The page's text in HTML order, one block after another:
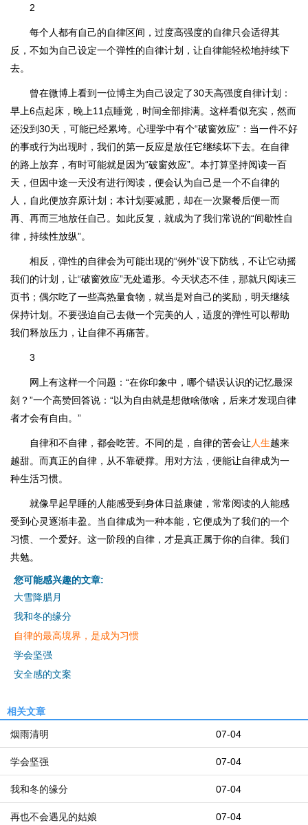
2
每个人都有自己的自律区间，过度高强度的自律只会适得其
反，不如为自己设定一个弹性的自律计划，让自律能轻松地持续下
去。
曾在微博上看到一位博主为自己设定了30天高强度自律计划：
早上6点起床，晚上11点睡觉，时间全部排满。这样看似充实，然而
还没到30天，可能已经累垮。心理学中有个“破窗效应”：当一件不好
的事或行为出现时，我们的第一反应是放任它继续坏下去。在自律
的路上放弃，有时可能就是因为“破窗效应”。本打算坚持阅读一百
天，但因中途一天没有进行阅读，便会认为自己是一个不自律的
人，自此便放弃原计划；本计划要减肥，却在一次聚餐后便一而
再、再而三地放任自己。如此反复，就成为了我们常说的“间歇性自
律，持续性放纵”。
相反，弹性的自律会为可能出现的“例外”设下防线，不让它动摇
我们的计划，让“破窗效应”无处遁形。今天状态不佳，那就只阅读三
页书；偶尔吃了一些高热量食物，就当是对自己的奖励，明天继续
保持计划。不要强迫自己去做一个完美的人，适度的弹性可以帮助
我们释放压力，让自律不再痛苦。
3
网上有这样一个问题：“在你印象中，哪个错误认识的记忆最深
刻？”一个高赞回答说：“以为自由就是想做啥做啥，后来才发现自律
者才会有自由。”
自律和不自律，都会吃苦。不同的是，自律的苦会让 人生越来
越甜。而真正的自律，从不靠硬撑。用对方法，便能让自律成为一
种生活习惯。
就像早起早睡的人能感受到身体日益康健，常常阅读的人能感
受到心灵逐渐丰盈。当自律成为一种本能，它便成为了我们的一个
习惯、一个爱好。这一阶段的自律，才是真正属于你的自律。我们
共勉。
您可能感兴趣的文章:
大雪降腊月
我和冬的缘分
自律的最高境界，是成为习惯
学会坚强
安全感的文案
相关文章
07-04
烟雨清明
07-04
学会坚强
07-04
我和冬的缘分
07-04
再也不会遇见的姑娘